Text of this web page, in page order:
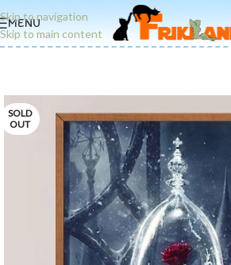
Skip to navigation
Skip to main content
MENU
SOLD
OUT